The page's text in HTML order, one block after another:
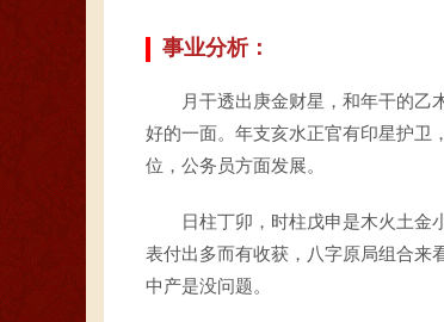
事业分析：
月干透出庚金财星，和年干的乙
好的一面。年支亥水正官有印星护卫
位，公务员方面发展。
日柱丁卯，时柱戊申是木火土金
表付出多而有收获，八字原局组合来
中产是没问题。